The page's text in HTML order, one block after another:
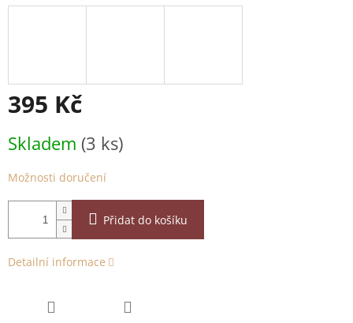
395 Kč
cena:
Skladem (3 ks)
Možnosti doručení
Přidat do košíku
Detailní informace